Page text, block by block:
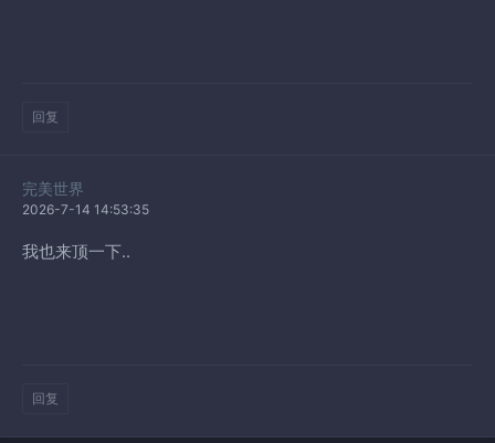
回复
完美世界
2026-7-14 14:53:35
我也来顶一下..
回复